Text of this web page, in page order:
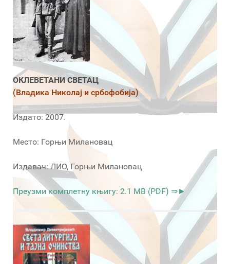
ОКЛЕВЕТАНИ СВЕТАЦ
(Владика Николај и србофобија)
Издато: 2007.
Место: Горњи Милановац
Издавач: ЛИО, Горњи Милановац
Преузми комплетну књигу: 2.1 MB (PDF) ⇒►